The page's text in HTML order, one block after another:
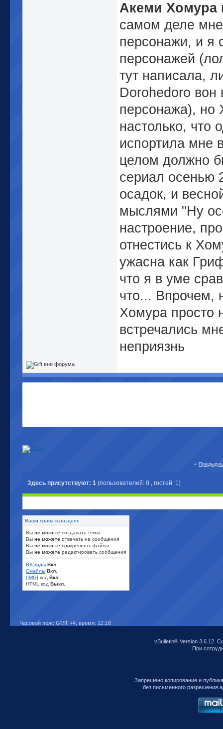
Акеми Хомура
самом деле
персонажи, и я
персонажей
тут написала,
Dorohedoro вон
персонажа), но
настолько, что
испортила мне
целом должно
сериал осенью
осадок, и
мыслями "Ну
настроение,
отнестись к
ужасна как
что я в уме
что... Впрочем,
Хомура просто
встречались
неприязнь
«
Здесь присутствуют: 1 (пользователей: 0 , гостей: 1)
Ваши права в разделе
Вы не можете создавать темы
Вы не можете отвечать на сообщения
Вы не можете прикреплять файлы
Вы не можете редактировать сообщения
BB коды Вкл.
Смайлы Вкл.
[IMG] код Вкл.
HTML код Выкл.
Часовой пояс GMT +4, время: 12:16
vBulletin® Version 3.6.12.
При
Запрещено копирование и
без письменного разрешения